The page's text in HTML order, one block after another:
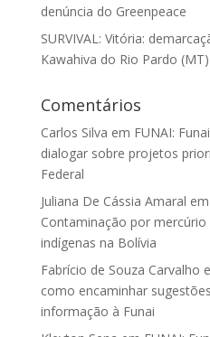
denúncia do Greenpeace
SURVIVAL: Vitória:
Kawahiva do Rio Pardo
Comentários
Carlos Silva em FUNAI:
dialogar sobre projetos
Federal
Juliana De Cássia Amaral em
Contaminação por
indígenas na Bolívia
Fabrício de Souza Carvalho
como encaminhar
informação à Funai